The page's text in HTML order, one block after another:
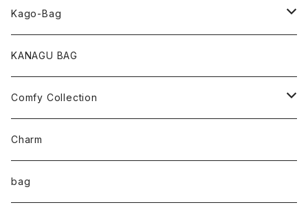
pearl Collection
loop Collection
necklace
bracelet
anklet
Kago-Bag
Oval / onehandle
shoulder
M size
L size
KANAGU BAG
Comfy Collection
T-shirt
Long sleeve
Charm
bag